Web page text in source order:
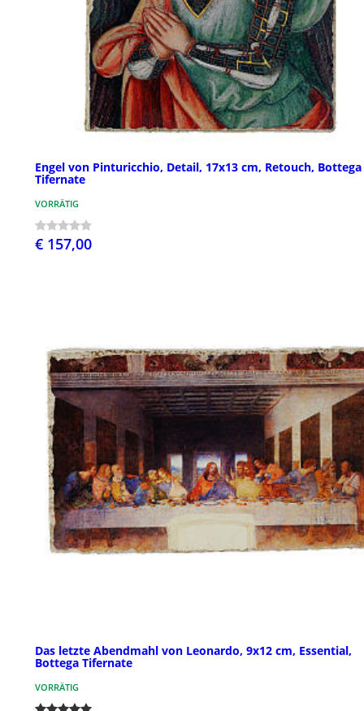
Engel von Pinturicchio, Detail, 17x13 cm, Retouch, Bottega
Tifernate
VORRÄTIG
€ 157,00
Das letzte Abendmahl von Leonardo, 9x12 cm, Essential,
Bottega Tifernate
VORRÄTIG